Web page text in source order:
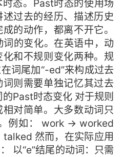
态。Past时态的使用场
过去的经历、描述历史
的动作，都离不开它。
的变化。在英语中，动
和不规则变化两种。规
词尾加“-ed”来构成过去
则需要单独记忆其过去
Past时态变化 对于规则
对简单。大多数动词只
例如： work → worked
然而，在实际应用
以“e”结尾的动词：只需